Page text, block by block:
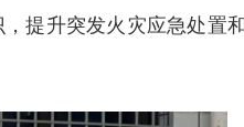
提升突发火灾应急处置